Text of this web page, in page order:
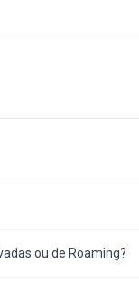
ou de Roaming?